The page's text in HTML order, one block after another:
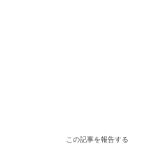
この記事を報告する